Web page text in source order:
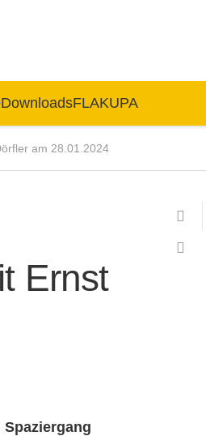
DownloadsFLAKUPA
am 28.01.2024
Ernst
Spaziergang